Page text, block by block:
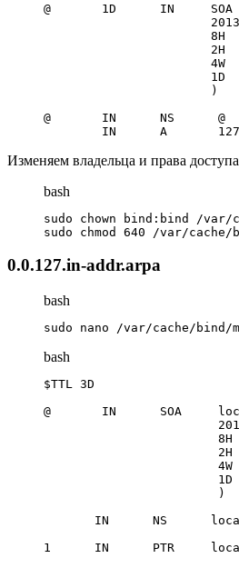
@       1D      IN
8H
2H
4W
1D
                       )
@       IN      NS      @
IN      A
Изменяем владельца и права доступа
bash
sudo chown bind:bind /var/
sudo chmod 640 /var/
0.0.127.in-addr.arpa
bash
sudo nano /var/cache/bind/
bash
$TTL 3D
@       IN      SOA
8H
2H
4W
                        )
IN      NS
1      IN      PTR